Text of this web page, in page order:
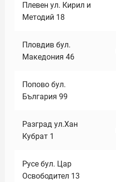
Плевен ул. Кирил и
Методий 18
Пловдив бул.
Македония 46
Попово бул.
България 99
Разград ул.Хан
Кубрат 1
Русе бул. Цар
Освободител 13